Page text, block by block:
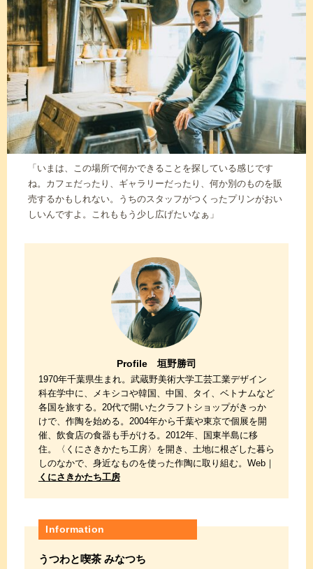
「いまは、この場所で何かできることを探している感じです
ね。カフェだったり、ギャラリーだったり、何か別のものを販
売するかもしれない。うちのスタッフがつくったプリンがおい
しいんですよ。これももう少し広げたいなぁ」
Profile 垣野勝司
1970年千葉県生まれ。武蔵野美術大学工芸工業デザイン
科在学中に、メキシコや韓国、中国、タイ、ベトナムなど
各国を旅する。20代で開いたクラフトショップがきっか
けで、作陶を始める。2004年から千葉や東京で個展を開
催、飲食店の食器も手がける。2012年、国東半島に移
住。〈くにさきかたち工房〉を開き、土地に根ざした暮ら
しのなかで、身近なものを使った作陶に取り組む。Web｜
くにさきかたち工房
Information
うつわと喫茶 みなつち